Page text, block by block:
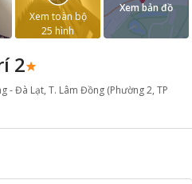
2
- Đà Lạt, T. Lâm Đồng (Phường 2, TP
Xem toàn bộ
25 hình
Xem bản đồ